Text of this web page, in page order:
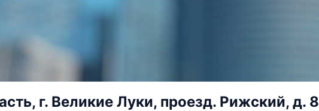
г. Великие Луки, проезд. Рижский, д. 8